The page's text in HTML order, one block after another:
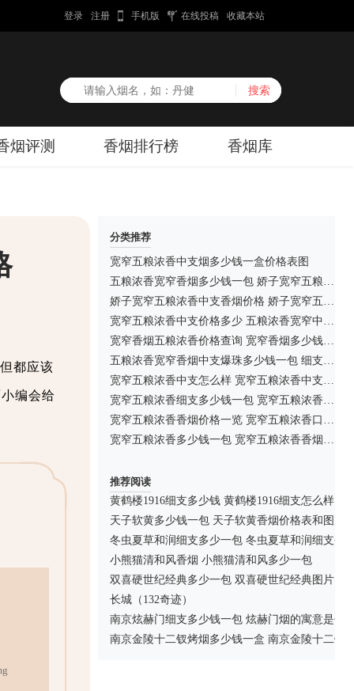
登录 注册 手机版 在线投稿 收藏本站
烟评测 香烟排行榜 香烟库
都应该
编会给
分类推荐
宽窄五粮浓香中支烟多少钱一盒价格表图
五粮浓香宽窄香烟多少钱一包 娇子宽窄五粮浓香中支香烟价格
娇子宽窄五粮浓香中支香烟价格 娇子宽窄五粮浓香中支多少钱一包
宽窄五粮浓香中支价格多少 五粮浓香宽窄中支爆珠价格表图片
宽窄香烟五粮浓香价格查询 宽窄香烟多少钱一包
五粮浓香宽窄香烟中支爆珠多少钱一包 细支宽窄五粮浓香香烟价格表图2025
宽窄五粮浓香中支怎么样 宽窄五粮浓香中支价格查询2025年
宽窄五粮浓香细支多少钱一包 宽窄五粮浓香细支价格表图
宽窄五粮浓香香烟价格一览 宽窄五粮浓香口感分析
宽窄五粮浓香多少钱一包 宽窄五粮浓香香烟价格图片
推荐阅读
黄鹤楼1916细支多少钱 黄鹤楼1916细支怎么样
天子软黄多少钱一包 天子软黄香烟价格表和图片
冬虫夏草和润细支多少一包 冬虫夏草和润细支香
小熊猫清和风香烟 小熊猫清和风多少一包
双喜硬世纪经典多少一包 双喜硬世纪经典图片
长城（132奇迹）
南京炫赫门细支多少钱一包 炫赫门烟的寓意是什
南京金陵十二钗烤烟多少钱一盒 南京金陵十二钗